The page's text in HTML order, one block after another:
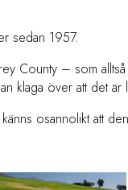
sedan 1957.
County – som
klaga över att det är
osannolikt att